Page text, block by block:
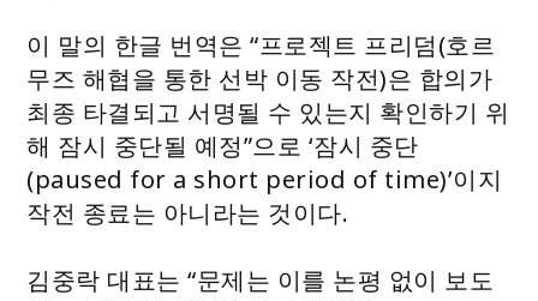
이 말의 한글 번역은 “프로젝트 프리덤(호르
무즈 해협을 통한 선박 이동 작전)은 합의가
최종 타결되고 서명될 수 있는지 확인하기 위
해 잠시 중단될 예정”으로 ‘잠시 중단
(paused for a short period of time)’이지
작전 종료는 아니라는 것이다.
김중락 대표는 “문제는 이를 논평 없이 보도